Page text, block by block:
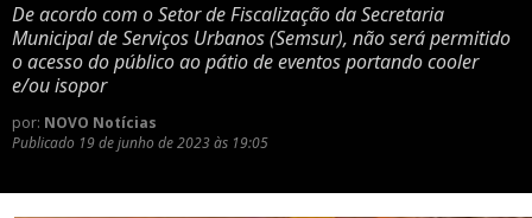
De acordo com o Setor de Fiscalização da Secretaria
Municipal de Serviços Urbanos (Semsur), não será permitido
o acesso do público ao pátio de eventos portando cooler
e/ou isopor
por: NOVO Notícias
Publicado 19 de junho de 2023 às 19:05